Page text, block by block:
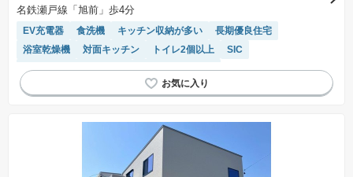
名鉄瀬戸線「旭前」歩4分
EV充電器 食洗機 キッチン収納が多い
長期優良住宅
浴室乾燥機
対面キッチン トイレ2個以上
SIC
接面道路の幅が６m以上
システムキッチン